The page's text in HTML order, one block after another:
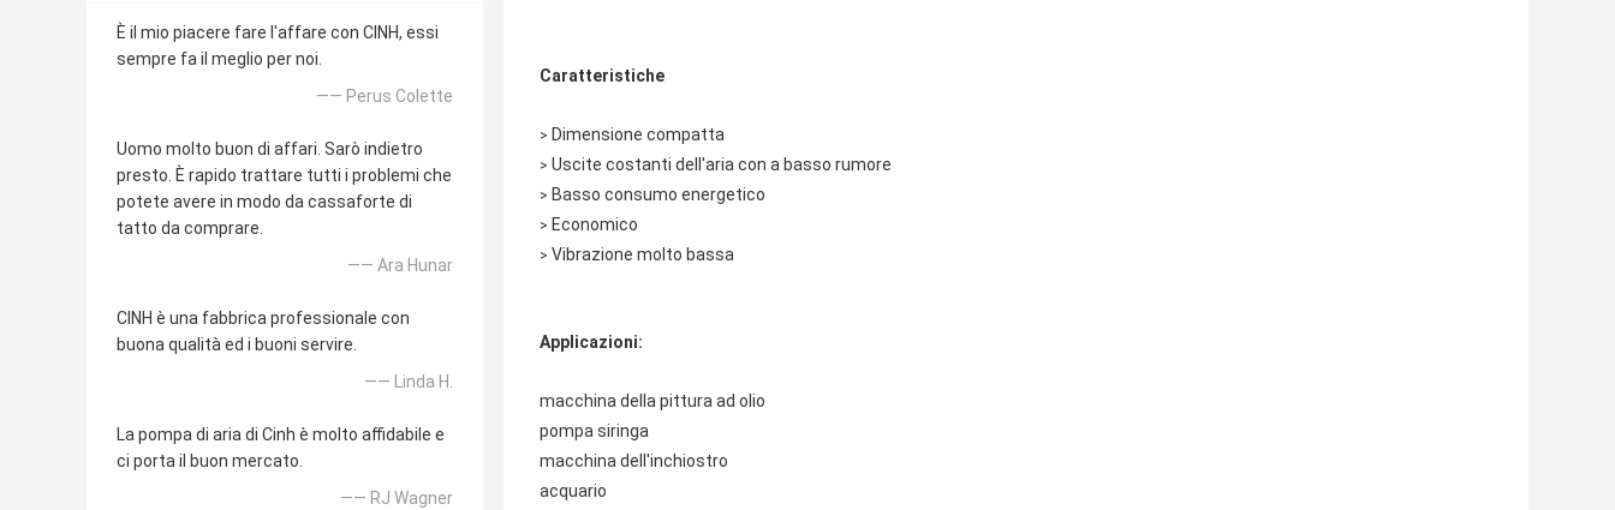
È il mio piacere fare l'affare con CINH, essi
sempre fa il meglio per noi.
—— Perus Colette
Uomo molto buon di affari. Sarò indietro
presto. È rapido trattare tutti i problemi che
potete avere in modo da cassaforte di
tatto da comprare.
—— Ara Hunar
CINH è una fabbrica professionale con
buona qualità ed i buoni servire.
—— Linda H.
La pompa di aria di Cinh è molto affidabile e
ci porta il buon mercato.
—— RJ Wagner
Caratteristiche
> Dimensione compatta
> Uscite costanti dell'aria con a basso rumore
> Basso consumo energetico
> Economico
> Vibrazione molto bassa
Applicazioni:
macchina della pittura ad olio
pompa siringa
macchina dell'inchiostro
acquario